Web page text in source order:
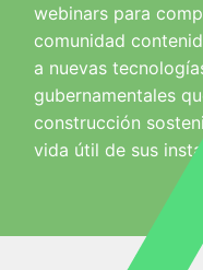
webinars para
comunidad
a nuevas
gubernamentales
construcción
vida útil de sus